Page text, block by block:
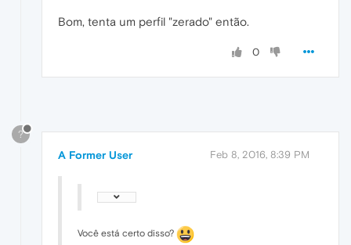
Bom, tenta um perfil "zerado" então.
0
?
A Former User Feb 8, 2016, 8:39 PM
Você está certo disso?